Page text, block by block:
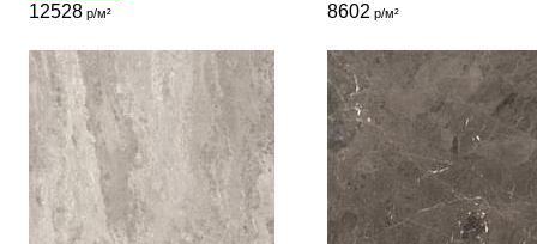
12528р/м² 8602 р/м²